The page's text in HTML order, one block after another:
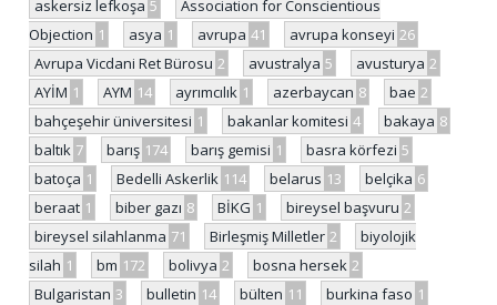
askersiz lefkoşa 5
Association for Conscientious
Objection 1 asya 1 avrupa 41 avrupa konseyi 26
Avrupa Vicdani Ret Bürosu 2 avustralya 5 avusturya 2
AYİM 1 AYM 14 ayrımcılık 1 azerbaycan 8 bae 2
bahçeşehir üniversitesi 1 bakanlar komitesi 4 bakaya 8
baltık 7 barış 174 barış gemisi 1 basra körfezi 5
batoça 1 Bedelli Askerlik 114 belarus 13 belçika 6
beraat 1 biber gazı 8 BİKG 1 bireysel başvuru 2
bireysel silahlanma 71 Birleşmiş Milletler 2
biyolojik
silah 1 bm 172 bolivya 2 bosna hersek 2
Bulgaristan 3 bulletin 14 bülten 11 burkina faso 1